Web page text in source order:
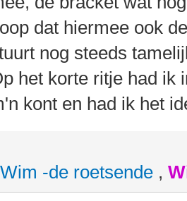
dat hiermee ook
nog steeds
het korte ritje had ik
kont en had ik het
Wim -de roetsende ,